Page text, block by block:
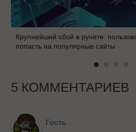
Крупнейший сбой в рунете:
попасть на популярные сайты
5 КОММЕНТАРИЕВ
Гость